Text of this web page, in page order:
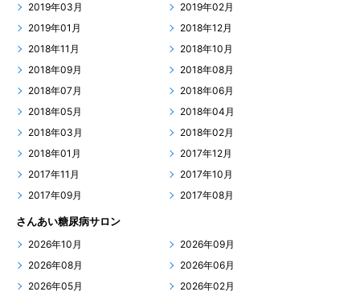
2019年03月
2019年02月
2019年01月
2018年12月
2018年11月
2018年10月
2018年09月
2018年08月
2018年07月
2018年06月
2018年05月
2018年04月
2018年03月
2018年02月
2018年01月
2017年12月
2017年11月
2017年10月
2017年09月
2017年08月
さんあい糖尿病サロン
2026年10月
2026年09月
2026年08月
2026年06月
2026年05月
2026年02月